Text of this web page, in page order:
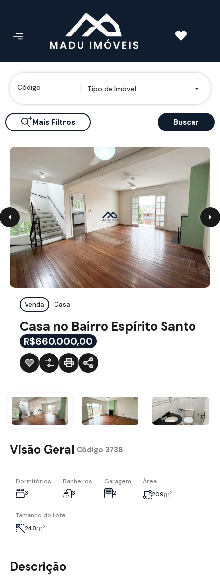
Tipo de Imóvel
Mais Filtros Buscar
Venda Casa
Casa no Bairro Espírito Santo
R$660.000,00
Visão Geral Código 3738
Dormitórios
3
Banheiros
3
Garagem
2
Área
209m²
Tamanho do Lote
248m²
Descrição